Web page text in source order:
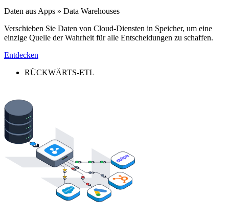
Daten aus Apps » Data Warehouses
Verschieben Sie Daten von Cloud-Diensten in Speicher, um eine
einzige Quelle der Wahrheit für alle Entscheidungen zu schaffen.
Entdecken
RÜCKWÄRTS-ETL